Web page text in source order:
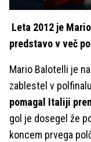
Leta 2012 je
predstavo v več
Mario Balotelli je
zablestel v
pomagal Italiji
gol je dosegel že
koncem prvega